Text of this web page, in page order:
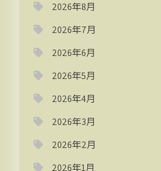
2026年8月
2026年7月
2026年6月
2026年5月
2026年4月
2026年3月
2026年2月
2026年1月